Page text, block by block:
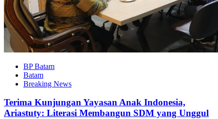
BP Batam
Batam
Breaking News
Terima Kunjungan Yayasan Anak Indonesia,
Ariastuty: Literasi Membangun SDM yang Unggul